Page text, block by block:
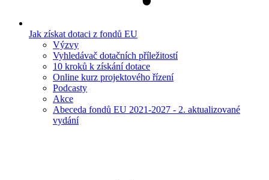
Jak získat dotaci z fondů EU
Výzvy
Vyhledávač dotačních příležitostí
10 kroků k získání dotace
Online kurz projektového řízení
Podcasty
Akce
Abeceda fondů EU 2021-2027 - 2. aktualizované
vydání